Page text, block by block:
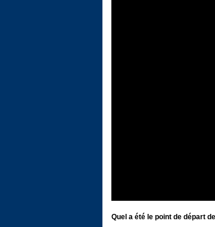
Quel a été le point de départ de